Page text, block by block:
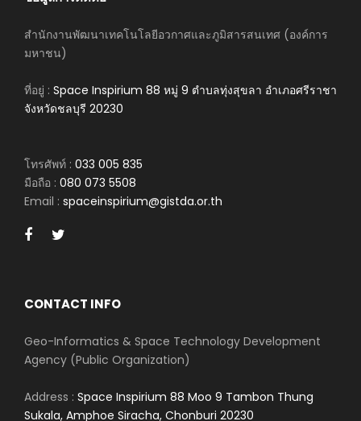
สำนักงานพัฒนาเทคโนโลยีอวกาศและภูมิสารสนเทศ (องค์การ
มหาชน)
ที่อยู่ : Space Inspirium 88 หมู่ 9 ตำบลทุ่งสุขลา อำเภอศรีราชา
จังหวัดชลบุรี 20230
โทรศัพท์ : 033 005 835
มือถือ : 080 073 5508
Email : spaceinspirium@gistda.or.th
CONTACT INFO
Geo-Informatics & Space Technology Development
Agency (Public Organization)
Address : Space Inspirium 88 Moo 9 Tambon Thung
Sukala, Amphoe Siracha, Chonburi 20230